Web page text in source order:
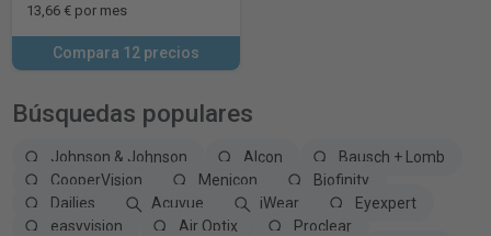
13,66 € por mes
Compara 12 precios
Búsquedas populares
Johnson & Johnson Alcon
Bausch + Lomb
CooperVision
Menicon
Biofinity
Dailies
Acuvue iWear
Eyexpert
easyvision
Air Optix
Proclear